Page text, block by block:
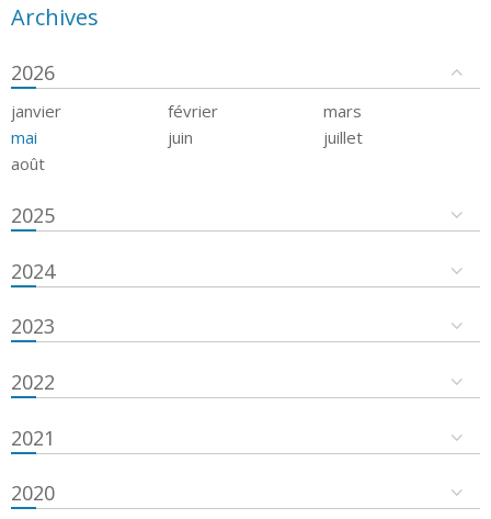
Archives
2026
janvier février
mars
mai
juin
juillet
août
2025
2024
2023
2022
2021
2020